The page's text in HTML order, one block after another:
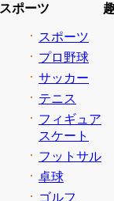
スポーツ
スポーツ
プロ野球
サッカー
テニス
フィギュア
スケート
フットサル
卓球
ゴルフ